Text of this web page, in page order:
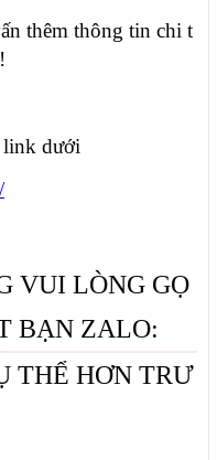
thêm thông tin chi t
link dưới
VUI LÒNG GỌ
BẠN ZALO:
THỂ HƠN TRƯ